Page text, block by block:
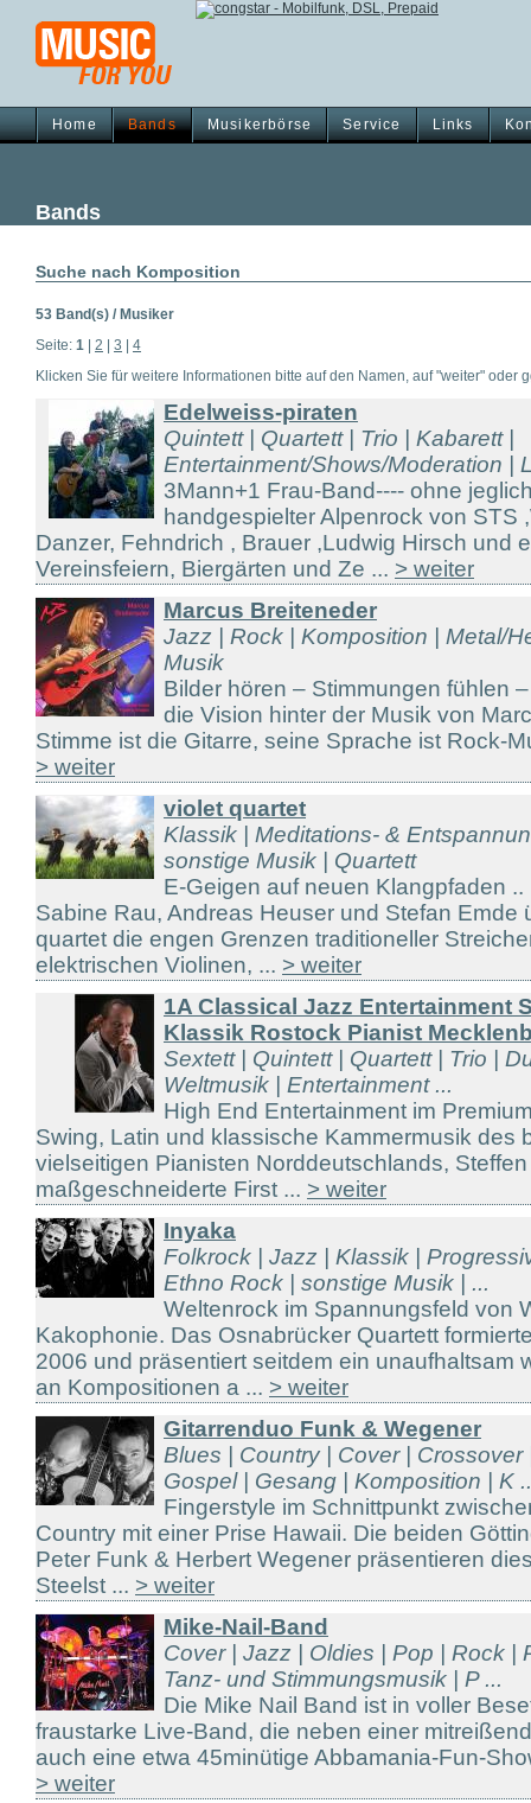
Home Bands Musikerbörse Service Links
Bands
Suche nach Komposition
53 Band(s) / Musiker
Seite: 1 2 3
4
Klicken Sie für weitere Informationen bitte auf den Namen, auf "weiter" oder
Edelweiss-piraten
Quintett | Quartett | Trio | Kabarett |
Entertainment/Shows/Moderation |
3Mann+1 Frau-Band---- ohne
handgespielter Alpenrock von STS
Danzer, Fehndrich , Brauer ,Ludwig Hirsch und
Vereinsfeiern, Biergärten und Ze ... > weiter
Marcus Breiteneder
Jazz | Rock | Komposition | Metal/
Musik
Bilder hören – Stimmungen fühlen
die Vision hinter der Musik von
Stimme ist die Gitarre, seine Sprache ist Rock-
> weiter
violet quartet
Klassik | Meditations- &
sonstige Musik | Quartett
E-Geigen auf neuen Klangpfaden
Sabine Rau, Andreas Heuser und Stefan Emde
quartet die engen Grenzen traditioneller
elektrischen Violinen, ... > weiter
1A Classical Jazz Entertainment
Klassik Rostock Pianist
Sextett | Quintett | Quartett | Trio |
Weltmusik | Entertainment ...
High End Entertainment im
Swing, Latin und klassische Kammermusik des
vielseitigen Pianisten Norddeutschlands,
maßgeschneiderte First ... > weiter
Inyaka
Folkrock | Jazz | Klassik |
Ethno Rock | sonstige Musik | ...
Weltenrock im Spannungsfeld von
Kakophonie. Das Osnabrücker Quartett
2006 und präsentiert seitdem ein unaufhaltsam
an Kompositionen a ... > weiter
Gitarrenduo Funk & Wegener
Blues | Country | Cover |
Gospel | Gesang | Komposition | K
Fingerstyle im Schnittpunkt
Country mit einer Prise Hawaii. Die beiden
Peter Funk & Herbert Wegener präsentieren
Steelst ... > weiter
Mike-Nail-Band
Cover | Jazz | Oldies | Pop | Rock |
Tanz- und Stimmungsmusik | P ...
Die Mike Nail Band ist in voller
fraustarke Live-Band, die neben einer
auch eine etwa 45minütige Abbamania-Fun-
> weiter